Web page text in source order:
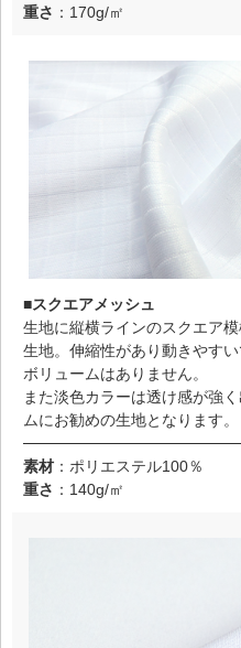
重さ ：170g/㎡
■スクエアメッシュ
生地に縦横ラインのスクエア
生地。伸縮性があり動きやす
ボリュームはありません。
また淡色カラーは透け感が強
ムにお勧めの生地となります。
素材 ：ポリエステル100％
重さ ：140g/㎡